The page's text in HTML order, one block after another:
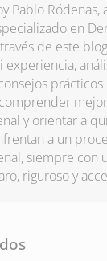
Pablo Ródenas,
en
de este
experiencia,
y orientar a
a un
siempre con
riguroso y